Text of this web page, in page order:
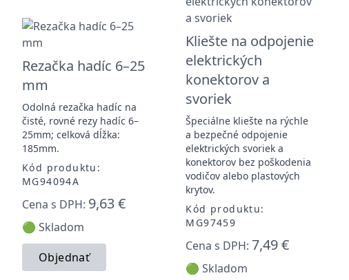
Rezačka hadíc 6–25
mm
Odolná rezačka hadíc na
čisté, rovné rezy hadíc 6–
25mm; celková dĺžka:
185mm.
Kód produktu:
MG94094A
Cena s DPH: 9,63 €
🟢 Skladom
Objednať
Kliešte na odpojenie
elektrických
konektorov a
svoriek
Špeciálne kliešte na rýchle
a bezpečné odpojenie
elektrických svoriek a
konektorov bez poškodenia
vodičov alebo plastových
krytov.
Kód produktu:
MG97459
Cena s DPH: 7,49 €
🟢 Skladom